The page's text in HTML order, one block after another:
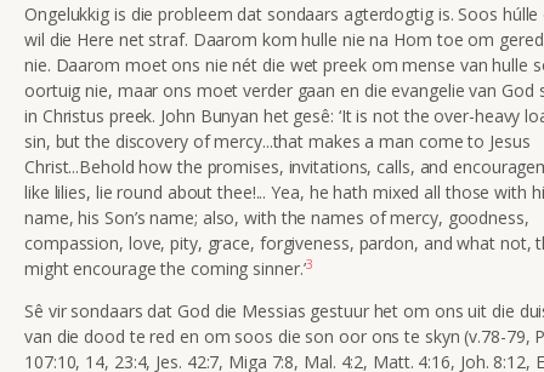
Ongelukkig is die probleem dat sondaars agterdogtig is. Soos húlle
wil die Here net straf. Daarom kom hulle nie na Hom toe om
nie. Daarom moet ons nie nét die wet preek om mense van hulle
oortuig nie, maar ons moet verder gaan en die evangelie van God
in Christus preek. John Bunyan het gesê: ‘It is not the over-heavy
sin, but the discovery of mercy...that makes a man come to Jesus
Christ...Behold how the promises, invitations, calls, and
like lilies, lie round about thee!... Yea, he hath mixed all those with
name, his Son’s name; also, with the names of mercy, goodness,
compassion, love, pity, grace, forgiveness, pardon, and what not,
might encourage the coming sinner.’3
Sê vir sondaars dat God die Messias gestuur het om ons uit die
van die dood te red en om soos die son oor ons te skyn (v.78-79,
107:10, 14, 23:4, Jes. 42:7, Miga 7:8, Mal. 4:2, Matt. 4:16, Joh. 8:12,